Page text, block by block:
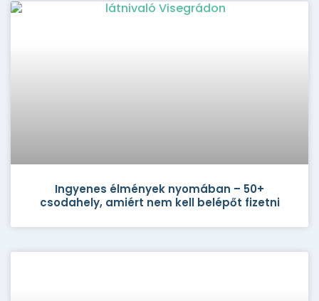
Ingyenes élmények nyomában – 50+
csodahely, amiért nem kell belépőt fizetni